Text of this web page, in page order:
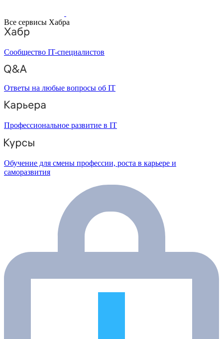
Все сервисы Хабра
Сообщество IT-специалистов
Ответы на любые вопросы об IT
Профессиональное развитие в IT
Обучение для смены профессии, роста в карьере и
саморазвития